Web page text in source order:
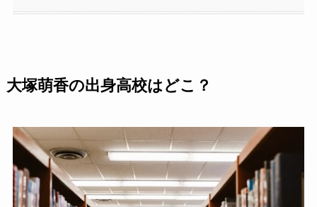
大塚萌香の出身高校はどこ？